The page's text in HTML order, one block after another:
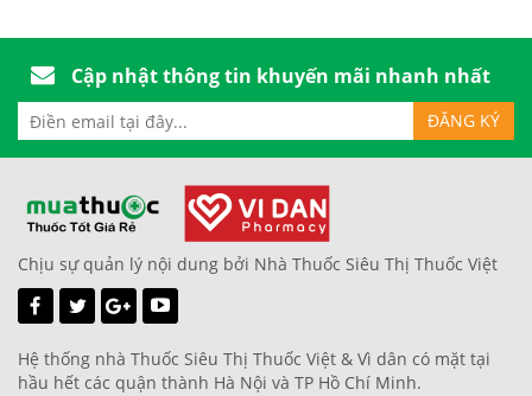
Cập nhật thông tin khuyến mãi nhanh nhất
Chịu sự quản lý nội dung bởi Nhà Thuốc Siêu Thị Thuốc Việt
Hệ thống nhà Thuốc Siêu Thị Thuốc Việt & Vì dân có mặt tại
hầu hết các quận thành Hà Nội và TP Hồ Chí Minh.